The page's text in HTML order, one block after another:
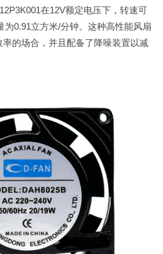
在12V额定电压下，转速可
立方米/分钟‌。这种高性能风扇
场合，并且配备了降噪装置以减